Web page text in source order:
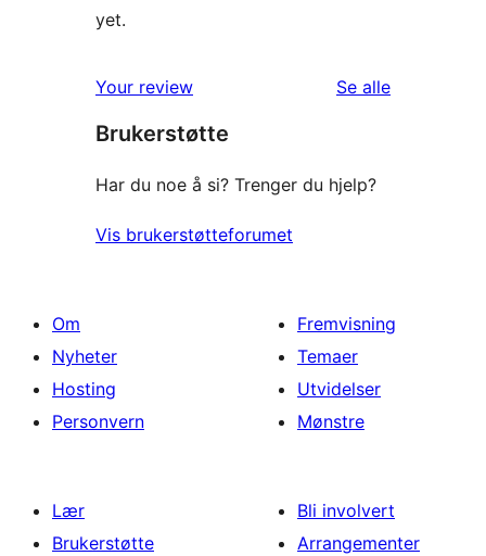
yet.
Your review Se alleomtalene
Brukerstøtte
Har du noe å si? Trenger du hjelp?
Vis brukerstøtteforumet
Om
Nyheter
Hosting
Personvern
Fremvisning
Temaer
Utvidelser
Mønstre
Lær
Brukerstøtte
Bli involvert
Arrangementer